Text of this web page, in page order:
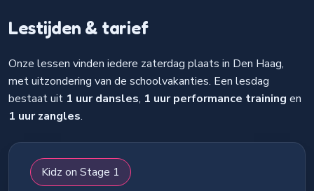
Lestijden & tarief
Onze lessen vinden iedere zaterdag plaats in Den Haag,
met uitzondering van de schoolvakanties. Een lesdag
bestaat uit 1 uur dansles, 1 uur performance training en
1 uur zangles.
Kidz on Stage 1